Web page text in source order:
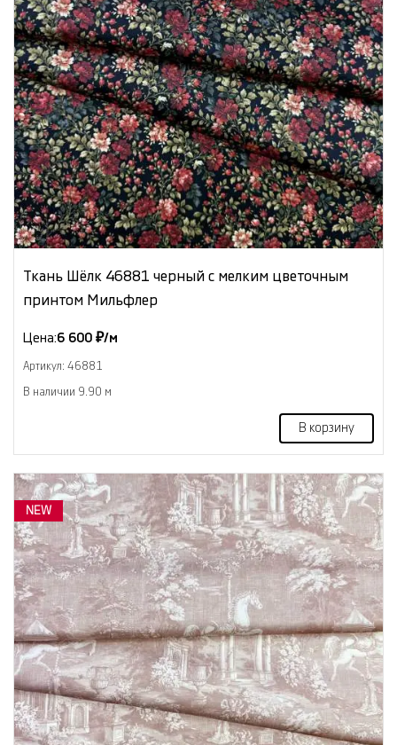
Ткань Шёлк 46881 черный с мелким цветочным
принтом Мильфлер
Цена:6 600 ₽/м
Артикул: 46881
В наличии 9.90 м
В корзину
NEW